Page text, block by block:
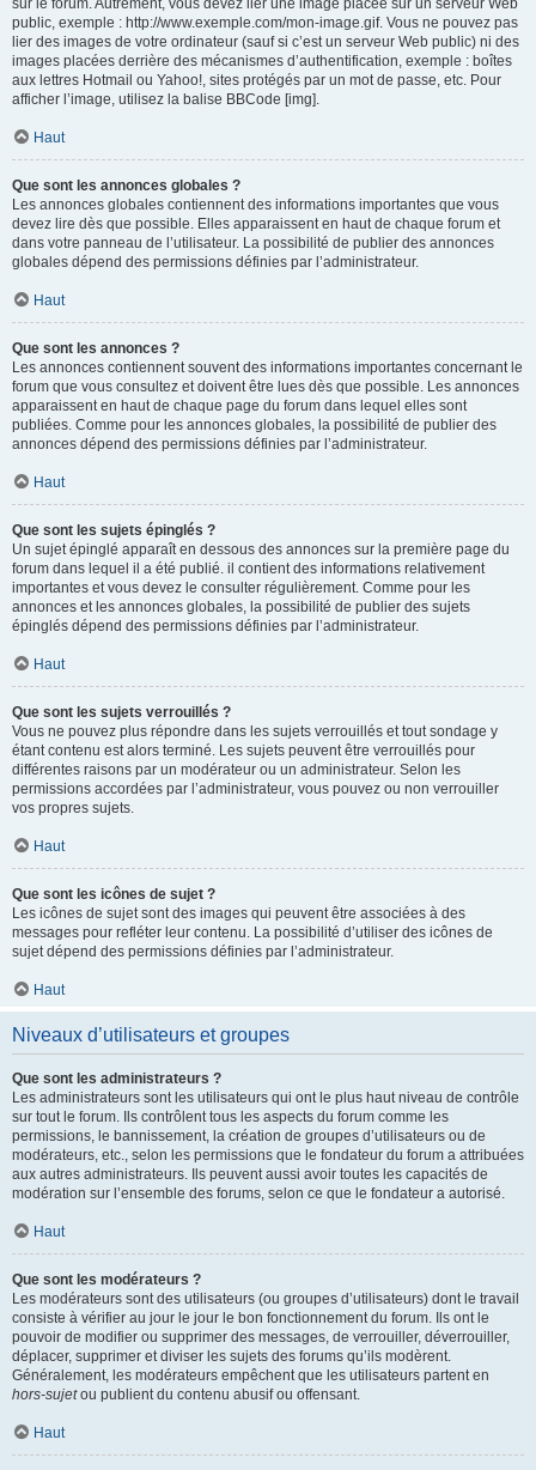
sur le forum. Autrement, vous devez lier une image placée sur un serveur Web
public, exemple : http://www.exemple.com/mon-image.gif. Vous ne pouvez pas
lier des images de votre ordinateur (sauf si c’est un serveur Web public) ni des
images placées derrière des mécanismes d’authentification, exemple : boîtes
aux lettres Hotmail ou Yahoo!, sites protégés par un mot de passe, etc. Pour
afficher l’image, utilisez la balise BBCode [img].
Haut
Que sont les annonces globales ?
Les annonces globales contiennent des informations importantes que vous
devez lire dès que possible. Elles apparaissent en haut de chaque forum et
dans votre panneau de l’utilisateur. La possibilité de publier des annonces
globales dépend des permissions définies par l’administrateur.
Haut
Que sont les annonces ?
Les annonces contiennent souvent des informations importantes concernant le
forum que vous consultez et doivent être lues dès que possible. Les annonces
apparaissent en haut de chaque page du forum dans lequel elles sont
publiées. Comme pour les annonces globales, la possibilité de publier des
annonces dépend des permissions définies par l’administrateur.
Haut
Que sont les sujets épinglés ?
Un sujet épinglé apparaît en dessous des annonces sur la première page du
forum dans lequel il a été publié. il contient des informations relativement
importantes et vous devez le consulter régulièrement. Comme pour les
annonces et les annonces globales, la possibilité de publier des sujets
épinglés dépend des permissions définies par l’administrateur.
Haut
Que sont les sujets verrouillés ?
Vous ne pouvez plus répondre dans les sujets verrouillés et tout sondage y
étant contenu est alors terminé. Les sujets peuvent être verrouillés pour
différentes raisons par un modérateur ou un administrateur. Selon les
permissions accordées par l’administrateur, vous pouvez ou non verrouiller
vos propres sujets.
Haut
Que sont les icônes de sujet ?
Les icônes de sujet sont des images qui peuvent être associées à des
messages pour refléter leur contenu. La possibilité d’utiliser des icônes de
sujet dépend des permissions définies par l’administrateur.
Haut
Niveaux d’utilisateurs et groupes
Que sont les administrateurs ?
Les administrateurs sont les utilisateurs qui ont le plus haut niveau de contrôle
sur tout le forum. Ils contrôlent tous les aspects du forum comme les
permissions, le bannissement, la création de groupes d’utilisateurs ou de
modérateurs, etc., selon les permissions que le fondateur du forum a attribuées
aux autres administrateurs. Ils peuvent aussi avoir toutes les capacités de
modération sur l’ensemble des forums, selon ce que le fondateur a autorisé.
Haut
Que sont les modérateurs ?
Les modérateurs sont des utilisateurs (ou groupes d’utilisateurs) dont le travail
consiste à vérifier au jour le jour le bon fonctionnement du forum. Ils ont le
pouvoir de modifier ou supprimer des messages, de verrouiller, déverrouiller,
déplacer, supprimer et diviser les sujets des forums qu’ils modèrent.
Généralement, les modérateurs empêchent que les utilisateurs partent en
hors-sujetou publient du contenu abusif ou offensant.
Haut